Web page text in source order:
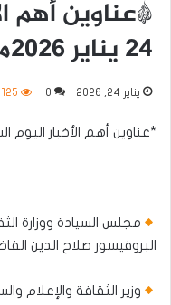
*عناوين أهم
٢٤ يناير ٢٠٢٦م*
يناير 24, 2026 0
125
*عناوين أهم الأخبار اليوم السبت ٢٤
مجلس السيادة ووزارة
البروفيسور صلاح الدين
وزير الثقافة والإعلام